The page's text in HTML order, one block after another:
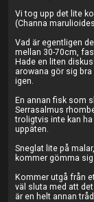
Vi tog upp det lite
(Channa
Vad är egentligen
mellan 30-70cm,
Hade en liten
arowana gör sig
igen.
En annan fisk som
Serrasalmus
troligtvis inte kan
uppäten.
Sneglat lite på
kommer gömma
Kommer utgå från
väl sluta med att
är en helt annan